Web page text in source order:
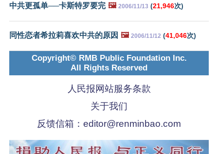
中共更孤单──卡斯特罗要完 🖼️ 2006/11/13 (21,946次)
同性恋者希拉莉喜欢中共的原因 🖼️ 2006/11/12 (41,046次)
Copyright© RMB Public Foundation Inc.
All Rights Reserved
人民报网站服务条款
关于我们
反馈信箱： editor@renminbao.com